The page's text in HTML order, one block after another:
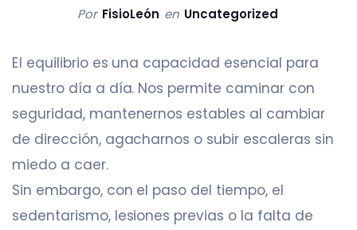
Por FisioLeón en Uncategorized
El equilibrio es una capacidad esencial para
nuestro día a día. Nos permite caminar con
seguridad, mantenernos estables al cambiar
de dirección, agacharnos o subir escaleras sin
miedo a caer.
Sin embargo, con el paso del tiempo, el
sedentarismo, lesiones previas o la falta de